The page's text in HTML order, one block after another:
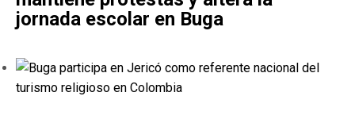
jornada escolar en Buga